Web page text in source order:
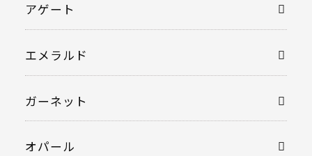
アゲート
エメラルド
ガーネット
オパール